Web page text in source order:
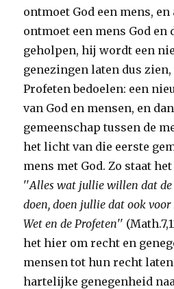
ontmoet God een mens,
ontmoet een mens God en
geholpen, hij wordt een
genezingen laten dus zien,
Profeten bedoelen: een
van God en mensen, en
gemeenschap tussen de
het licht van die eerste
mens met God. Zo staat
''Alles wat jullie willen dat
doen, doen jullie dat ook
Wet en de Profeten''
het hier om recht en
mensen tot hun recht
hartelijke genegenheid